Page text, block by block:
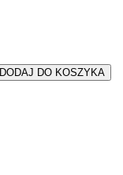
DODAJ DO KOSZYKA